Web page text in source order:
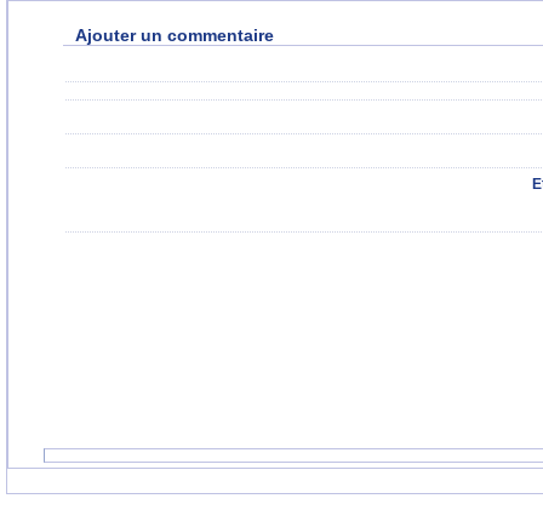
Ajouter un commentaire